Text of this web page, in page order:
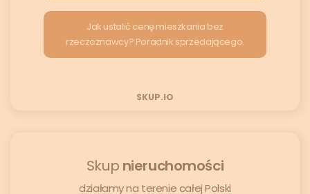
Jak ustalić cenę mieszkania bez
rzeczoznawcy? Poradnik sprzedającego.
SKUP.IO
Skup nieruchomości
działamy na terenie całej Polski